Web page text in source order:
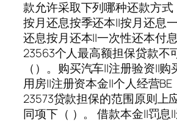
款允许采取下列哪种还款方式
按月还息按季还本||按月还息
还息按月还本||一次性还本付
23563个人最高额担保贷款不
（）。购买汽车||注册验资||
用房||注册资本金||个人经营BE
23573贷款担保的范围原则上
同项下（ ）。 借款本金||罚息